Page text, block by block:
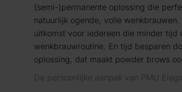
(semi-)permanente oplossing die
natuurlijk ogende, volle wenkbrauwen.
uitkomst voor iedereen die minder tijd
wenkbrauwroutine. En tijd besparen
oplossing , dat maakt powder brows
De persoonlijke aanpak van PMU